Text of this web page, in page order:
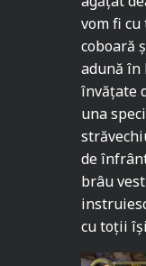
vom fi
coboară
adună în
învățate
una
de
brâu
cu toții